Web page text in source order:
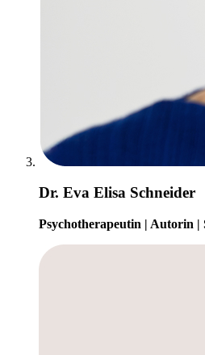
Dr. Eva Elisa Schneider
Psychotherapeutin | Autorin |